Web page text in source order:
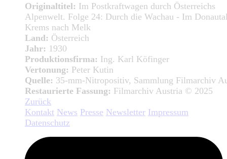
Originaltitel: Im Postkraftwagen durch Österreichs
Alpenwelt. Folge 24: Durch die Wachau - Im
Krems nach Melk
Land: Österreich
Jahr: 1930
Produktionsfirma: Ing. Karl Köfinger
Vertonung: Peter Kutin
Quelle: 35-mm-Nitropositiv, Sammlung Filmarchiv
Restaurierte Fassung: Filmarchiv Austria © 2025
Zurück
Kontakt News Presse Newsletter Impressum
Datenschutz